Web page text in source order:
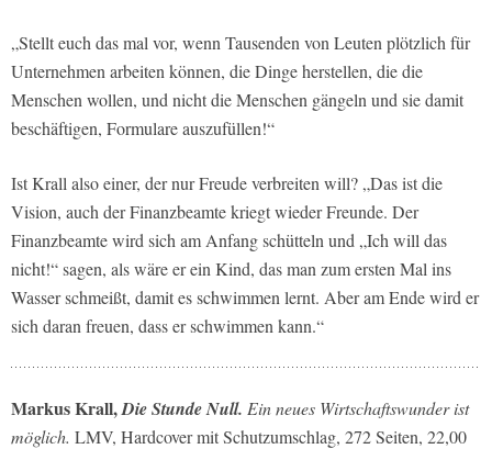
„Stellt euch das mal vor, wenn Tausenden von Leuten plötzlich für
Unternehmen arbeiten können, die Dinge herstellen, die die
Menschen wollen, und nicht die Menschen gängeln und sie damit
beschäftigen, Formulare auszufüllen!“
Ist Krall also einer, der nur Freude verbreiten will? „Das ist die
Vision, auch der Finanzbeamte kriegt wieder Freunde. Der
Finanzbeamte wird sich am Anfang schütteln und „Ich will das
nicht!“ sagen, als wäre er ein Kind, das man zum ersten Mal ins
Wasser schmeißt, damit es schwimmen lernt. Aber am Ende wird er
sich daran freuen, dass er schwimmen kann.“
Markus Krall,Die Stunde Null. Ein neues Wirtschaftswunder ist
möglich. LMV, Hardcover mit Schutzumschlag, 272 Seiten, 22,00